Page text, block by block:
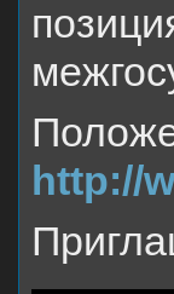
http://